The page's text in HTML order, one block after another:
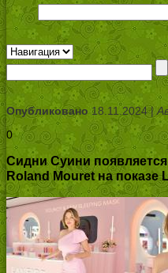
Опубликовано18.11.2024 |
0
Сидни Суини
Roland Mouret на показе